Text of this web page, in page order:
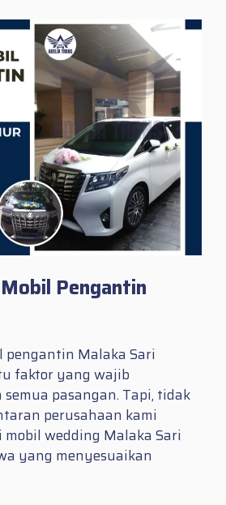
Pengantin
pengantin Malaka Sari
faktor yang wajib
pasangan. Tapi, tidak
perusahaan kami
wedding Malaka Sari
yang menyesuaikan